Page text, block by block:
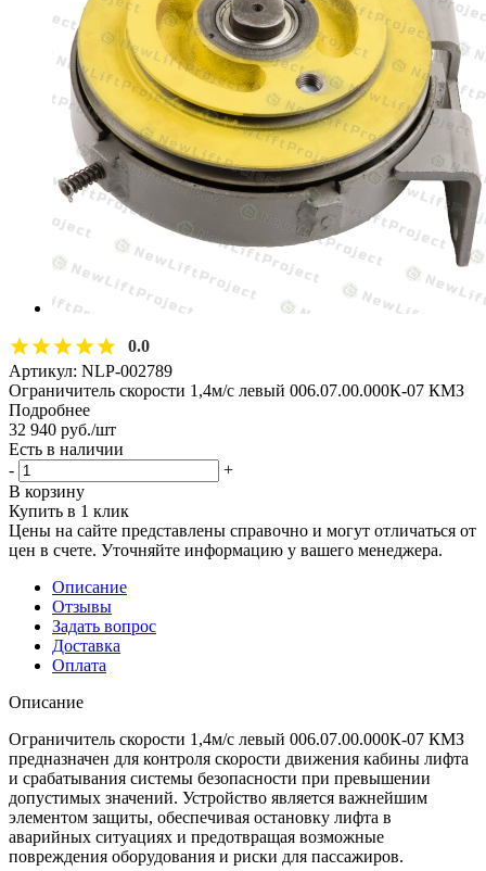
0.0
Артикул: NLP-002789
Ограничитель скорости 1,4м/с левый 006.07.00.000К-07 КМЗ
Подробнее
32 940 руб./шт
Есть в наличии
-
+
В корзину
Купить в 1 клик
Цены на сайте представлены справочно и могут отличаться от
цен в счете. Уточняйте информацию у вашего менеджера.
Описание
Отзывы
Задать вопрос
Доставка
Оплата
Описание
Ограничитель скорости 1,4м/с левый 006.07.00.000К-07 КМЗ
предназначен для контроля скорости движения кабины лифта
и срабатывания системы безопасности при превышении
допустимых значений. Устройство является важнейшим
элементом защиты, обеспечивая остановку лифта в
аварийных ситуациях и предотвращая возможные
повреждения оборудования и риски для пассажиров.